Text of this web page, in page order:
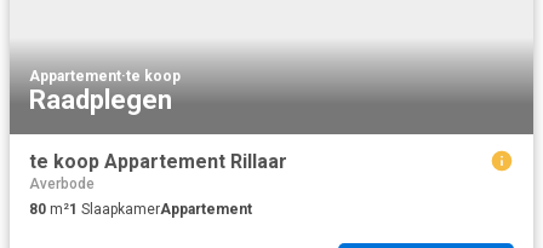
Appartement·te koop
Raadplegen
te koop Appartement Rillaar
Averbode
80 m²1 SlaapkamerAppartement